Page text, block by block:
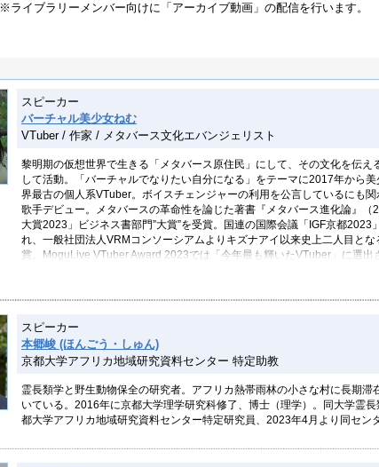
※ライブラリーメンバー向けに「アーカイブ動画」の配信を行います。
スピーカー
バーチャル美少女ねむ
VTuber / 作家 / メタバース文化エバンジェリスト
黎明期の仮想世界で生きる「メタバース原住民」にして、その文化を伝え
して活動。「バーチャルでなりたい自分になる」をテーマに2017年から
界最古の個人系VTuber。ボイスチェンジャーの利用を公言しているにも
歌手デビュー。メタバースの革命性を論じた著書『メタバース進化論』
大賞2023」ビジネス書部門”大賞”を受賞。国連の国際会議「IGF京都2023
れ、一般社団法人VRMコンソーシアムよりキズナアイ以来史上二人目と
賞。MoguLive VTuber Award 2023では「今年最も輝いたVTuber」に選出
の大規模生活実態調査レポートを定期的に発表。HTC公式の初代「VIVE
スピーカー
本郷峻 (ほんごう・しゅん)
京都大学アフリカ地域研究資料センター 特定助教
霊長類学と野生動物保全の研究者。アフリカ熱帯雨林の小さな村に長期
いている。2016年に京都大学理学研究科修了、博士（理学）。同大学霊
都大学アフリカ地域研究資料センター特定研究員、2023年4月より同セン